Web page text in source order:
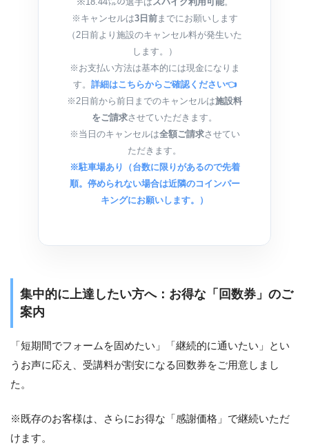
※キャンセルは3日前までにお願いします
（2日前より施設のキャンセル料が発生いた
します。）
※お支払い方法は基本的には現金になりま
す。 詳細はこちらからご確認ください👈
※2日前から前日までのキャンセルは施設料
をご請求させていただきます。
※当日のキャンセルは全額ご請求させてい
ただきます。
※駐車場あり（台数に限りがあるので先着
順。停められない場合は近隣のコインパー
キングにお願いします。）
集中的に上達したい方へ：お得な「回数券」のご
案内
「短期間でフォームを固めたい」「継続的に通いたい」とい
うお声に応え、受講料が割安になる回数券をご用意しまし
た。
※既存のお客様は、さらにお得な「感謝価格」で継続いただ
けます。